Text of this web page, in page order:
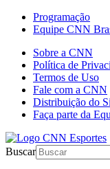
Programação
Equipe CNN
Sobre a CNN
Política de
Termos de Uso
Fale com a CNN
Distribuição do
Faça parte da
Buscar